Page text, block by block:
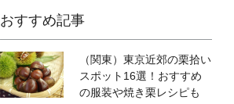
おすすめ記事
（関東）東京近郊の栗拾い
スポット16選！おすすめ
の服装や焼き栗レシピも